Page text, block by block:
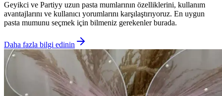
Geyikci ve Partiyy uzun pasta mumlarının özelliklerini, kullanım
avantajlarını ve kullanıcı yorumlarını karşılaştırıyoruz. En uygun
pasta mumunu seçmek için bilmeniz gerekenler burada.
Daha fazla bilgi edinin